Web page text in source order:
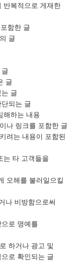
반복적으로 게재한
함한 글
글
글
글
되는 글
해하는 내용
나 링크를 포함한 글
려는 내용이 포함된
는 타 고객들을
오해를 불러일으킬
나 비방함으로써
로 명예를
하거나 광고 및
로 확인되는 글